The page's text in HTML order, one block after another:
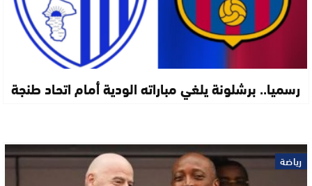
رسميا.. برشلونة يلغي مباراته الودية أمام اتحاد طنجة
رياضة